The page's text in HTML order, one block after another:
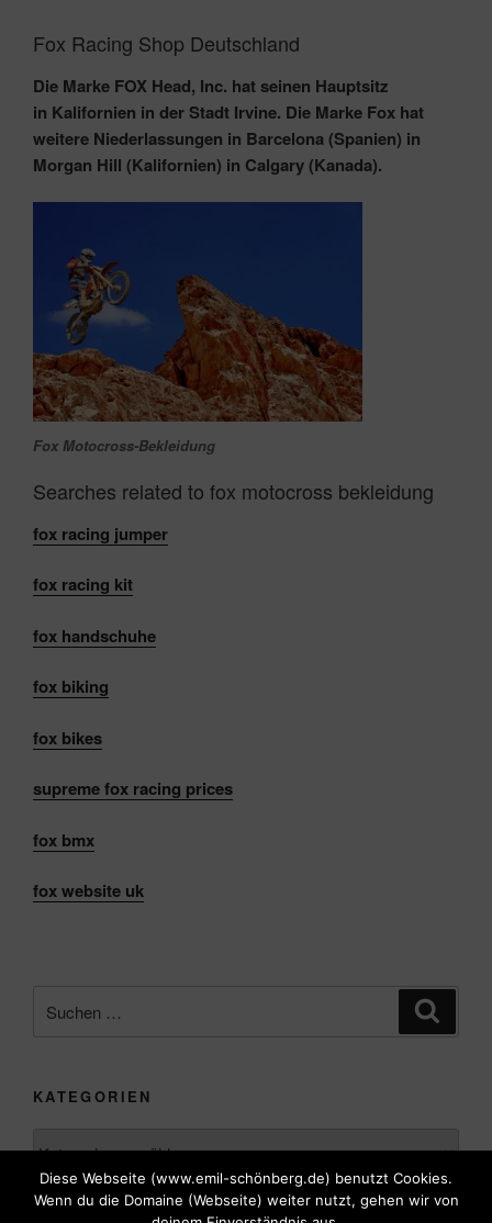
Fox Racing Shop Deutschland
Die Marke FOX Head, Inc. hat seinen Hauptsitz
in Kalifornien in der Stadt Irvine. Die Marke Fox hat
weitere Niederlassungen in Barcelona (Spanien) in
Morgan Hill (Kalifornien) in Calgary (Kanada).
Fox Motocross-Bekleidung
Searches related to fox motocross bekleidung
fox racing jumper
fox racing kit
fox handschuhe
fox biking
fox bikes
supremefox racing prices
fox bmx
foxwebsite uk
nach:
KATEGORIEN
Diese Webseite (www.emil-schönberg.de) benutzt Cookies.
Wenn du die Domaine (Webseite) weiter nutzt, gehen wir von